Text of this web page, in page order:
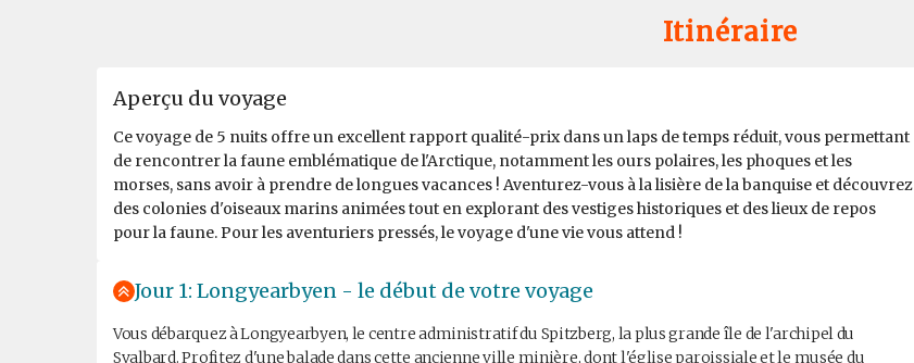
Itinéraire
Aperçu du voyage
Ce voyage de 5 nuits offre un excellent rapport qualité-prix dans un laps de temps réduit, vous permettant
de rencontrer la faune emblématique de l'Arctique, notamment les ours polaires, les phoques et les
morses, sans avoir à prendre de longues vacances ! Aventurez-vous à la lisière de la banquise et découvrez
des colonies d'oiseaux marins animées tout en explorant des vestiges historiques et des lieux de repos
pour la faune. Pour les aventuriers pressés, le voyage d'une vie vous attend !
Jour 1: Longyearbyen - le début de votre voyage
Vous débarquez à Longyearbyen, le centre administratif du Spitzberg, la plus grande île de l'archipel du
Svalbard. Profitez d'une balade dans cette ancienne ville minière, dont l'église paroissiale et le musée du